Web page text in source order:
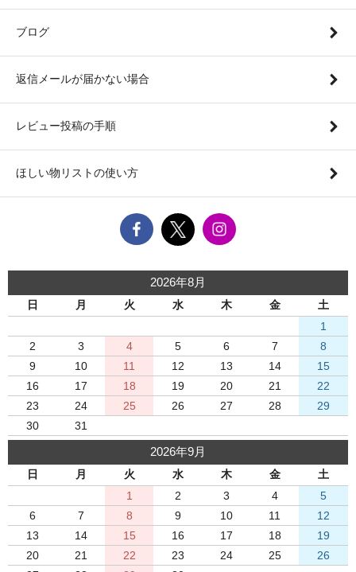
ブログ
返信メールが届かない場合
レビュー投稿の手順
ほしい物リストの使い方
2026年8月
日 月 火 水 木 金
土
1
2
3 4 5 6 7
8
9
10 11 12 13 14
15
16
17 18 19 20 21
22
23
24 25 26 27 28
29
30
31
2026年9月
日 月 火 水 木 金
土
1
2 3 4
5
6
7 8 9 10 11
12
13
14 15 16 17 18
19
20
21 22 23 24 25
26